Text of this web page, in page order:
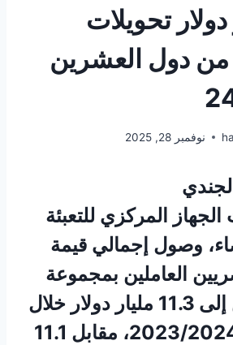
دولار تحويلات
من دول العشرين
نوفمبر 28, 2025
المركزي للتعبئة
وصول إجمالي قيمة
العاملين بمجموعة
دول العشرين إلى 11.3 مليار دولار خلال
العام المالى 2023/2024، مقابل 11.1